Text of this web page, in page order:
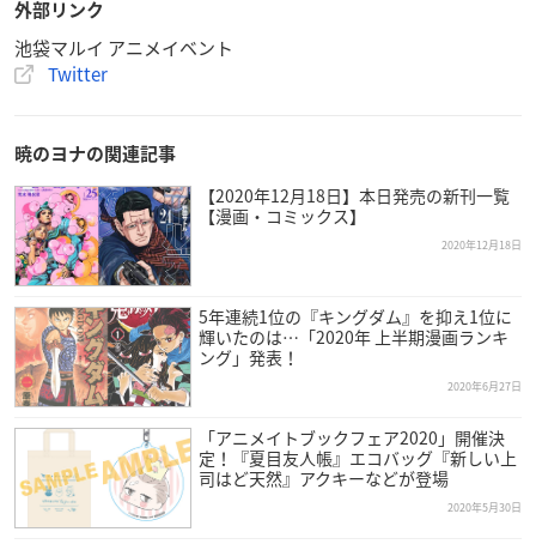
※開催時間は変更となる場合がございます。
※混雑時はショップへの入場時刻が遅れる場合がございます。
※年末年始の営業時間は池袋マルイ公式サイトをご確認下さ
【料金】
入場無料
【主催】
キャラアート
【協力】
白泉社
オリジナルグッズ
・キャラファイングラフ（直筆サイン入り）※受注生産品
各30,000円（税抜）／全4種／A4サイズ
外部リンク
池袋マルイ アニメイベント
Twitter
暁のヨナの関連記事
【2020年12月18日】本日発売の新刊一覧
【漫画・コミックス】
2020年12月18日
5年連続1位の『キングダム』を抑え1位に
輝いたのは…「2020年 上半期漫画ランキ
ング」発表！
2020年6月27日
「アニメイトブックフェア2020」開催決
定！『夏目友人帳』エコバッグ『新しい上
司はど天然』アクキーなどが登場
2020年5月30日